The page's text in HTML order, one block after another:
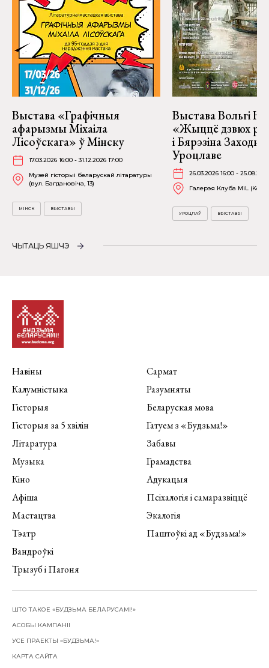
Выстава «Графічныя
афарызмы Міхаіла
Лісоўскага» ў Мінску
17.03.2026 16:00 - 31.12.2026 17:00
Музей гісторыі беларускай літаратуры
(вул. Багдановіча, 13)
МІНСК ВЫСТАВЫ
Выстава Вольгі
«Жыццё дзвюх
і Бярэзіна
Уроцлаве
26.03.2026 16:00 -
Галерэя Клуба MiL
УРОЦЛАЎ ВЫСТАВЫ
ЧЫТАЦЬ ЯШЧЭ
Навіны
Калумністыка
Гісторыя
Гісторыя за 5 хвілін
Літаратура
Музыка
Кіно
Афіша
Мастацтва
Тэатр
Вандроўкі
Трызуб і Пагоня
Сармат
Разумняты
Беларуская мова
Гатуем з «Будзьма!»
Забавы
Грамадства
Адукацыя
Псіхалогія і самаразвіццё
Экалогія
Паштоўкі ад «Будзьма!»
ШТО ТАКОЕ «БУДЗЬМА БЕЛАРУСАМІ!»
АСОБЫ КАМПАНІІ
УСЕ ПРАЕКТЫ «БУДЗЬМА!»
КАРТА САЙТА